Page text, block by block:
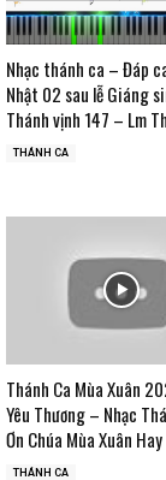
Nhạc thánh ca – Đáp
Nhật 02 sau lễ Giáng
Thánh vịnh 147 – Lm
THÁNH CA
Thánh Ca Mùa Xuân
Yêu Thương – Nhạc
Ơn Chúa Mùa Xuân
THÁNH CA